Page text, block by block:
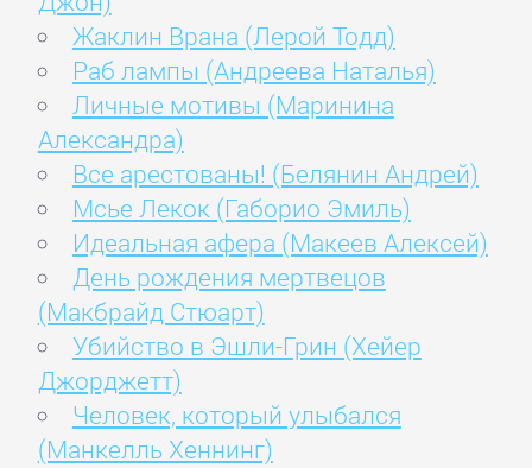
Жаклин Врана (Лерой Тодд)
Раб лампы (Андреева Наталья)
Личные мотивы (Маринина
Александра)
Все арестованы! (Белянин Андрей)
Мсье Лекок (Габорио Эмиль)
Идеальная афера (Макеев Алексей)
День рождения мертвецов
(Макбрайд Стюарт)
Убийство в Эшли-Грин (Хейер
Джорджетт)
Человек, который улыбался
(Манкелль Хеннинг)